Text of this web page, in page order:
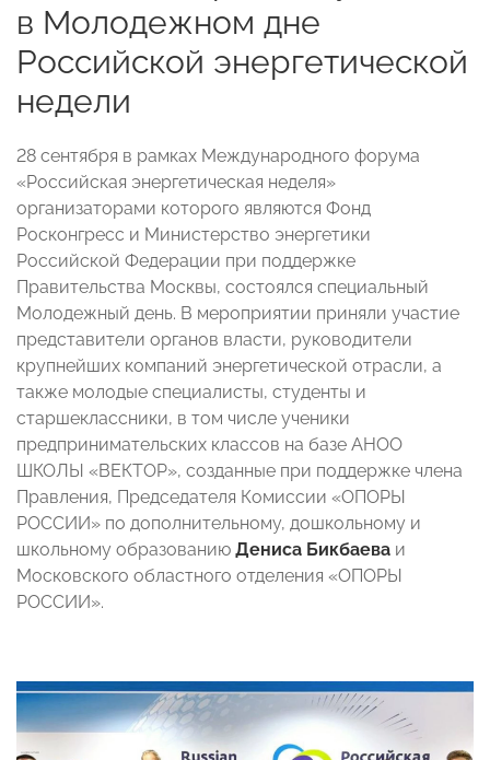
в Молодежном дне
Российской энергетической
недели
28 сентября в рамках Международного форума
«Российская энергетическая неделя»
организаторами которого являются Фонд
Росконгресс и Министерство энергетики
Российской Федерации при поддержке
Правительства Москвы, состоялся специальный
Молодежный день. В мероприятии приняли участие
представители органов власти, руководители
крупнейших компаний энергетической отрасли, а
также молодые специалисты, студенты и
старшеклассники, в том числе ученики
предпринимательских классов на базе АНОО
ШКОЛЫ «ВЕКТОР», созданные при поддержке члена
Правления, Председателя Комиссии «ОПОРЫ
РОССИИ» по дополнительному, дошкольному и
школьному образованию Дениса Бикбаева и
Московского областного отделения «ОПОРЫ
РОССИИ».